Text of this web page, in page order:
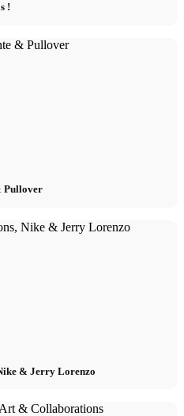
!
Pullover
& Jerry Lorenzo